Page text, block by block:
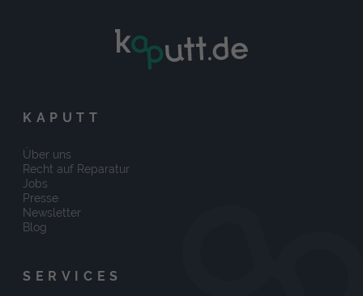
KAPUTT
Über uns
Recht auf Reparatur
Jobs
Presse
Newsletter
Blog
SERVICES